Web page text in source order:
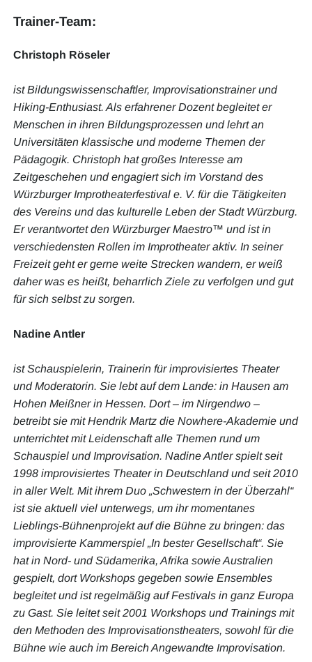
Trainer-Team:
Christoph Röseler
ist Bildungswissenschaftler, Improvisationstrainer und
Hiking-Enthusiast. Als erfahrener Dozent begleitet er
Menschen in ihren Bildungsprozessen und lehrt an
Universitäten klassische und moderne Themen der
Pädagogik. Christoph hat großes Interesse am
Zeitgeschehen und engagiert sich im Vorstand des
Würzburger Improtheaterfestival e. V. für die Tätigkeiten
des Vereins und das kulturelle Leben der Stadt Würzburg.
Er verantwortet den Würzburger Maestro™ und ist in
verschiedensten Rollen im Improtheater aktiv. In seiner
Freizeit geht er gerne weite Strecken wandern, er weiß
daher was es heißt, beharrlich Ziele zu verfolgen und gut
für sich selbst zu sorgen.
Nadine Antler
ist Schauspielerin, Trainerin für improvisiertes Theater
und Moderatorin. Sie lebt auf dem Lande: in Hausen am
Hohen Meißner in Hessen. Dort – im Nirgendwo –
betreibt sie mit Hendrik Martz die Nowhere-Akademie und
unterrichtet mit Leidenschaft alle Themen rund um
Schauspiel und Improvisation. Nadine Antler spielt seit
1998 improvisiertes Theater in Deutschland und seit 2010
in aller Welt. Mit ihrem Duo „Schwestern in der Überzahl“
ist sie aktuell viel unterwegs, um ihr momentanes
Lieblings-Bühnenprojekt auf die Bühne zu bringen: das
improvisierte Kammerspiel „In bester Gesellschaft“. Sie
hat in Nord- und Südamerika, Afrika sowie Australien
gespielt, dort Workshops gegeben sowie Ensembles
begleitet und ist regelmäßig auf Festivals in ganz Europa
zu Gast. Sie leitet seit 2001 Workshops und Trainings mit
den Methoden des Improvisationstheaters, sowohl für die
Bühne wie auch im Bereich Angewandte Improvisation.